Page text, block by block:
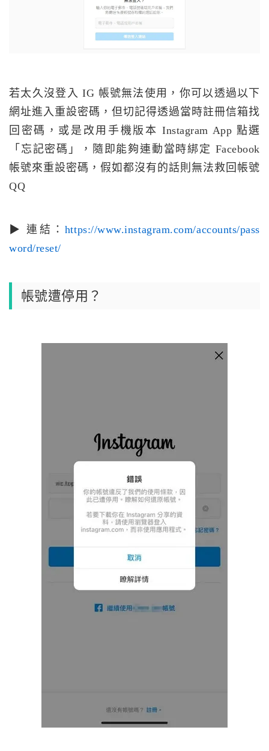
若太久沒登入 IG 帳號無法使用，你可以透過以下
網址進入重設密碼，但切記得透過當時註冊信箱找
回密碼，或是改用手機版本 Instagram App 點選
「忘記密碼」，隨即能夠連動當時綁定 Facebook
帳號來重設密碼，假如都沒有的話則無法救回帳號
QQ
▶ 連結： https://www.instagram.com/accounts/pass
word/reset/
帳號遭停用？